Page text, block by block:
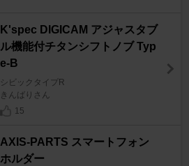
K'spec DIGICAM アジャスタブ
ル機能付チタンシフトノブ Typ
e-B
シビックタイプR
きんばりさん
15
AXIS-PARTS スマートフォン
ホルダー